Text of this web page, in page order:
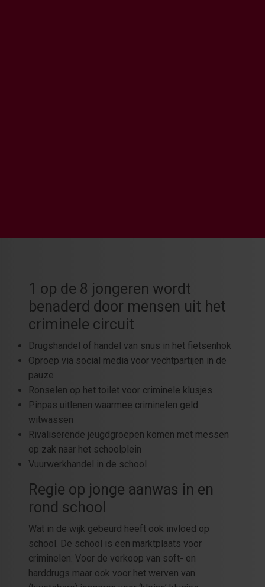
1 op de 8 jongeren wordt
benaderd door mensen uit het
criminele circuit
Drugshandel of handel van snus in het fietsenhok
Oproep via social media voor vechtpartijen in de
pauze
Ronselen op het toilet voor criminele klusjes
Pinpas uitlenen waarmee criminelen geld
witwassen
Rivaliserende jeugdgroepen komen met messen
op zak naar het schoolplein
Vuurwerkhandel in de school
Regie op jonge aanwas in en
rond school
Wat in de wijk gebeurd heeft ook invloed op
school. De school is een marktplaats voor
criminelen. Voor de verkoop van soft- en
harddrugs maar ook voor het werven van